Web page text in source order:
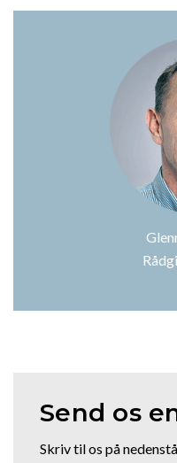
Send os
Skriv til os på